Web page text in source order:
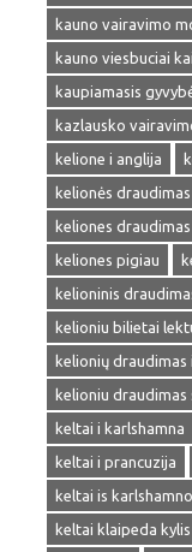
kauno vairavimo
kauno viesbuciai
kaupiamasis
kazlausko
kelione i anglija
kelionės
keliones
keliones pigiau
kelioninis
kelioniu bilietai
kelionių draudimas
kelioniu draudimas
keltai i karlshamna
keltai i prancuzija
keltai is karlshamno
keltai klaipeda kylis